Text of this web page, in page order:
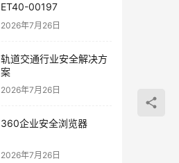
ET40-00197
2026年7月26日
轨道交通行业安全解决方
案
2026年7月26日
360企业安全浏览器
2026年7月26日